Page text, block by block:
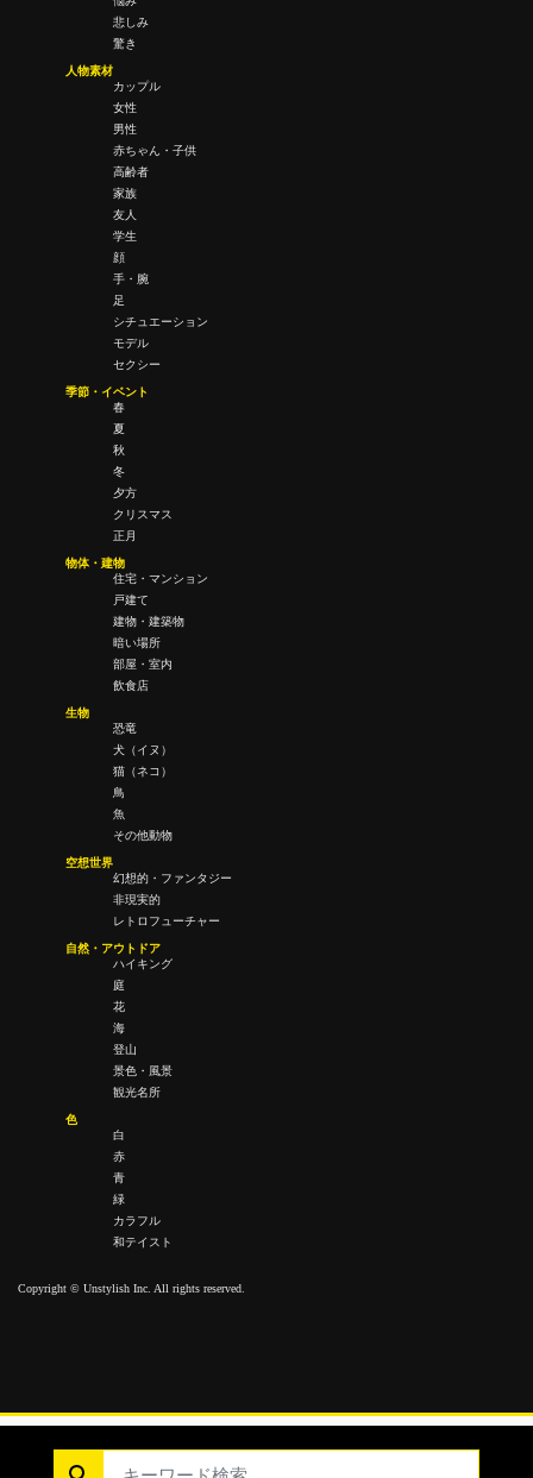
悲しみ
驚き
人物素材
カップル
女性
男性
赤ちゃん・子供
高齢者
家族
友人
学生
顔
手・腕
足
シチュエーション
モデル
セクシー
季節・イベント
春
夏
秋
冬
夕方
クリスマス
正月
物体・建物
住宅・マンション
戸建て
建物・建築物
暗い場所
部屋・室内
飲食店
生物
恐竜
犬（イヌ）
猫（ネコ）
鳥
魚
その他動物
空想世界
幻想的・ファンタジー
非現実的
レトロフューチャー
自然・アウトドア
ハイキング
庭
花
海
登山
景色・風景
観光名所
色
白
赤
青
緑
カラフル
和テイスト
Copyright © Unstylish Inc. All rights reserved.